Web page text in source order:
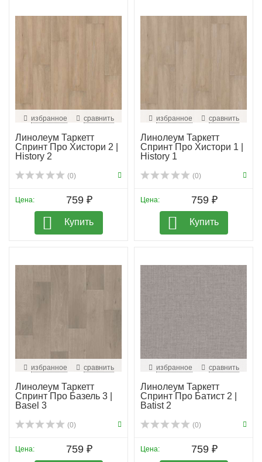
избранное сравнить
Линолеум Таркетт
Спринт Про Хистори 2 |
History 2
(0)
Цена: 759 ₽
Купить
избранное сравнить
Линолеум Таркетт
Спринт Про Хистори 1 |
History 1
(0)
Цена: 759 ₽
Купить
избранное сравнить
Линолеум Таркетт
Спринт Про Базель 3 |
Basel 3
(0)
Цена: 759 ₽
избранное сравнить
Линолеум Таркетт
Спринт Про Батист 2 |
Batist 2
(0)
Цена: 759 ₽